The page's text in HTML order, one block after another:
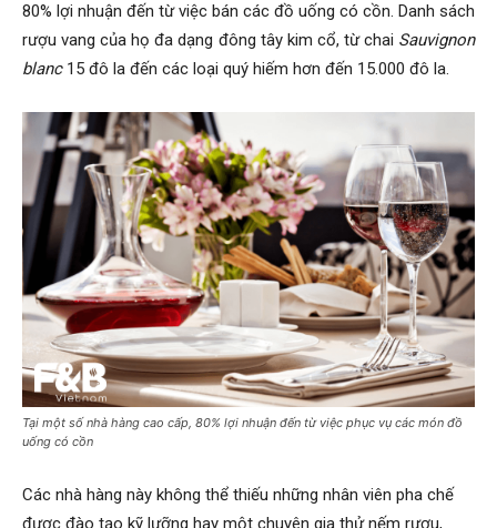
80% lợi nhuận đến từ việc bán các đồ uống có cồn. Danh sách
rượu vang của họ đa dạng đông tây kim cổ, từ chai Sauvignon
blanc15 đô la đến các loại quý hiếm hơn đến 15.000 đô la.
Tại một số nhà hàng cao cấp, 80% lợi nhuận đến từ việc phục vụ các món đồ
uống có cồn
Các nhà hàng này không thể thiếu những nhân viên pha chế
được đào tạo kỹ lưỡng hay một chuyên gia thử nếm rượu,